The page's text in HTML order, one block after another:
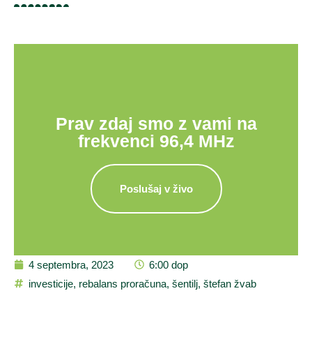
Prav zdaj smo z vami na
frekvenci 96,4 MHz
Poslušaj v živo
4 septembra, 2023
6:00 dop
investicije, rebalans proračuna, šentilj, štefan žvab